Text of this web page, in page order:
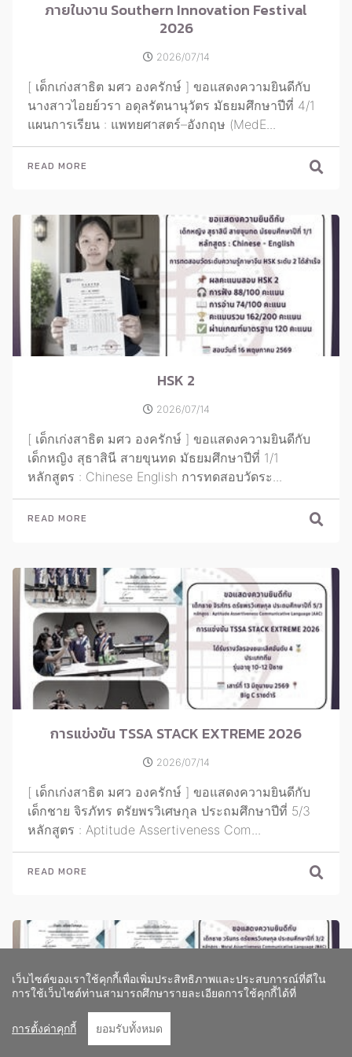
เว็บไซต์ของเราใช้คุกกี้เพื่อเพิ่มประสิทธิภาพและประสบการณ์ที่ดีใน
การใช้เว็บไซต์ท่านสามารถศึกษารายละเอียดการใช้คุกกี้ได้ที่
การตั้งค่าคุกกี้ ยอมรับทั้งหมด
ภายในงาน Southern Innovation Festival
2026
2026/07/14
[ เด็กเก่งสาธิต มศว องครักษ์ ] ขอแสดงความยินดีกับ
นางสาวไอยย์วรา อดุลรัตนานุวัตร มัธยมศึกษาปีที่ 4/1
แผนการเรียน : แพทยศาสตร์–อังกฤษ (MedE...
READ MORE
HSK 2
2026/07/14
[ เด็กเก่งสาธิต มศว องครักษ์ ] ขอแสดงความยินดีกับ
เด็กหญิง สุธาสินี สายขุนทด มัธยมศึกษาปีที่ 1/1
หลักสูตร : Chinese English การทดสอบวัดระ...
READ MORE
การแข่งขัน TSSA STACK EXTREME 2026
2026/07/14
[ เด็กเก่งสาธิต มศว องครักษ์ ] ขอแสดงความยินดีกับ
เด็กชาย จิรภัทร ตรัยพรวิเศษกุล ประถมศึกษาปีที่ 5/3
หลักสูตร : Aptitude Assertiveness Com...
READ MORE